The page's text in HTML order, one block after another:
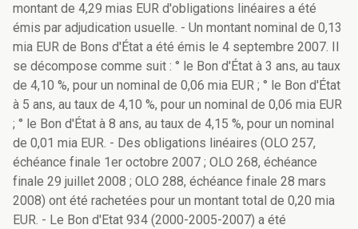
montant de 4,29 mias EUR d'obligations linéaires a été
émis par adjudication usuelle. - Un montant nominal de 0,13
mia EUR de Bons d'État a été émis le 4 septembre 2007. Il
se décompose comme suit : ° le Bon d'État à 3 ans, au taux
de 4,10 %, pour un nominal de 0,06 mia EUR ; ° le Bon d'État
à 5 ans, au taux de 4,10 %, pour un nominal de 0,06 mia EUR
; ° le Bon d'État à 8 ans, au taux de 4,15 %, pour un nominal
de 0,01 mia EUR. - Des obligations linéaires (OLO 257,
échéance finale 1er octobre 2007 ; OLO 268, échéance
finale 29 juillet 2008 ; OLO 288, échéance finale 28 mars
2008) ont été rachetées pour un montant total de 0,20 mia
EUR. - Le Bon d'Etat 934 (2000-2005-2007) a été